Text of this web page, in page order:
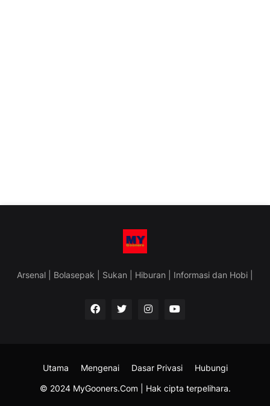
Arsenal | Bolasepak | Sukan | Hiburan | Informasi dan Hobi |
© 2024 MyGooners.Com | Hak cipta terpelihara.
Utama Mengenai Dasar Privasi Hubungi